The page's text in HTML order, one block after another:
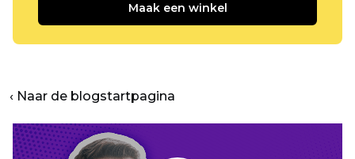
Maak een winkel
‹ Naar de blogstartpagina